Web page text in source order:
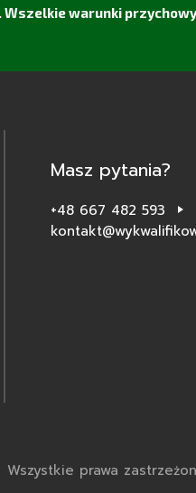
warunki
Masz pytania?
+48 667 482 593
Wszystkie prawa